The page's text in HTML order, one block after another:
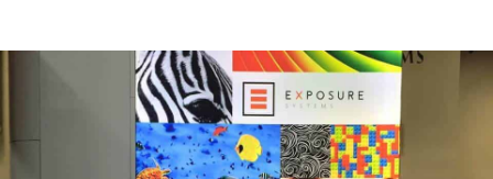
Voeten
Alleen voor de vrijstaande
(dubbelzijdige) frames